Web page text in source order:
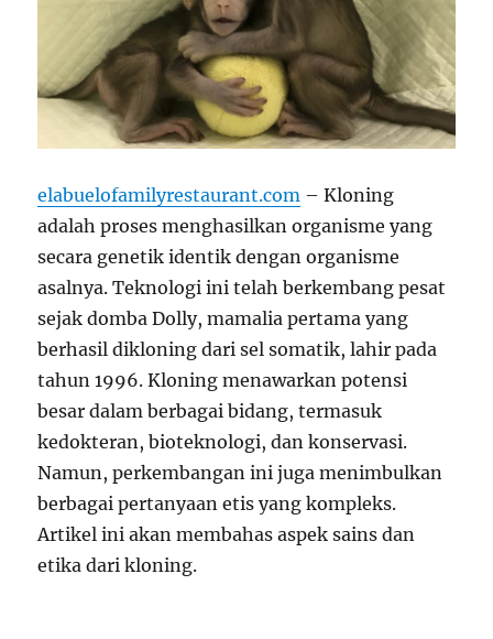
elabuelofamilyrestaurant.com – Kloning
adalah proses menghasilkan organisme yang
secara genetik identik dengan organisme
asalnya. Teknologi ini telah berkembang pesat
sejak domba Dolly, mamalia pertama yang
berhasil dikloning dari sel somatik, lahir pada
tahun 1996. Kloning menawarkan potensi
besar dalam berbagai bidang, termasuk
kedokteran, bioteknologi, dan konservasi.
Namun, perkembangan ini juga menimbulkan
berbagai pertanyaan etis yang kompleks.
Artikel ini akan membahas aspek sains dan
etika dari kloning.